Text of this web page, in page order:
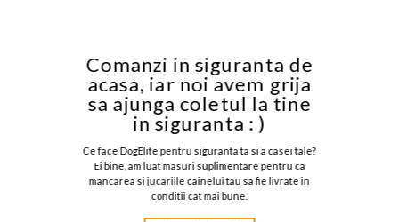
Comanzi in siguranta de
acasa, iar noi avem grija
sa ajunga coletul la tine
in siguranta : )
Ce face DogElite pentru siguranta ta si a casei tale?
Ei bine, am luat masuri suplimentare pentru ca
mancarea si jucariile cainelui tau sa fie livrate in
conditii cat mai bune.